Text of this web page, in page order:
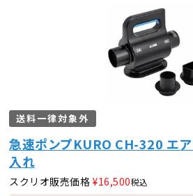
送料一律対象外
急速ポンプKURO CH-320 エ
入れ
スクリオ販売価格 ¥16,500税込